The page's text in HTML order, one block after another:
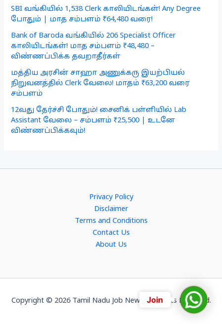
SBI வங்கியில் 1,538 Clerk காலியிடங்கள்! Any Degree
போதும் | மாத சம்பளம் ₹64,480 வரை!
Bank of Baroda வங்கியில் 206 Specialist Officer
காலியிடங்கள்! மாத சம்பளம் ₹48,480 –
விண்ணப்பிக்க தவறாதீர்கள்
மத்திய அரசின் சாஹா அணுக்கரு இயற்பியல்
நிறுவனத்தில் Clerk வேலை! மாதம் ₹63,200 வரை
சம்பளம்
12வது தேர்ச்சி போதும்! சைனிக் பள்ளியில் Lab
Assistant வேலை – சம்பளம் ₹25,500 | உடனே
விண்ணப்பிக்கவும்!
Privacy Policy
Disclaimer
Terms and Conditions
Contact Us
About Us
Copyright © 2026 Tamil Nadu Job News. All Rights Reserved.
Join
Join